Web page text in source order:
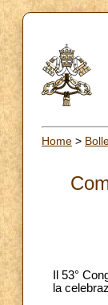
Home >
Il 53°
la